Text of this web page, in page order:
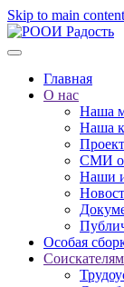
Skip to main content
Главная
О нас
Наша
Наша
СМИ о
Наши
Особая
Соискателям